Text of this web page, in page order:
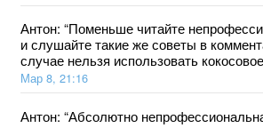
Антон: “Поменьше читайте
и слушайте такие же советы в
случае нельзя использовать
Мар 8, 21:16
Антон: “Абсолютно